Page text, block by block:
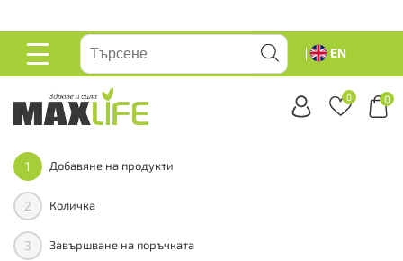
ОСНОВНО
EN
0 0
1 Добавяне на продукти
2 Количка
3 Завършване на поръчката